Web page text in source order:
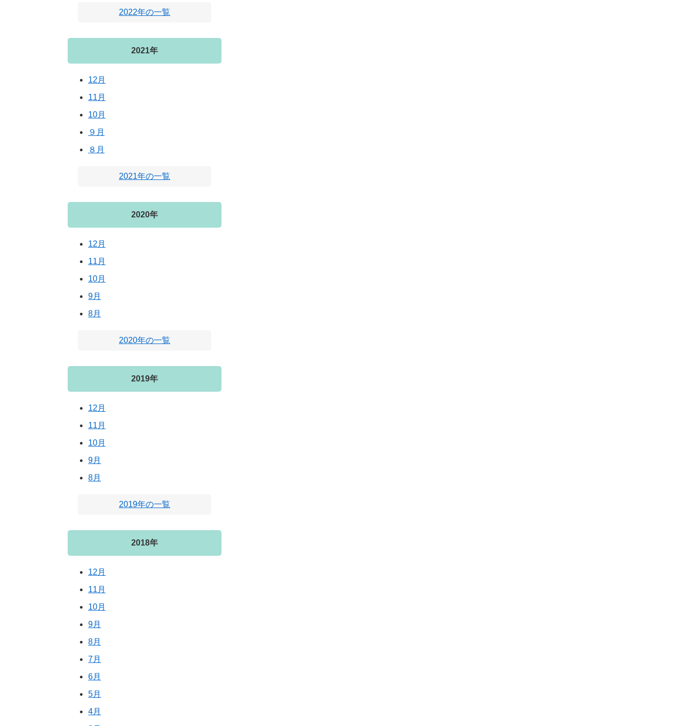
2022年の一覧
2021年
12月
11月
10月
９月
８月
2021年の一覧
2020年
12月
11月
10月
9月
8月
2020年の一覧
2019年
12月
11月
10月
9月
8月
2019年の一覧
2018年
12月
11月
10月
9月
8月
7月
6月
5月
4月